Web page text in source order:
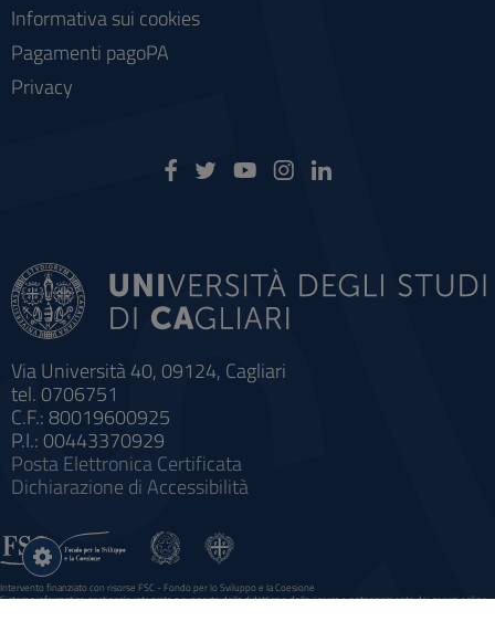
Via Università 40, 09124, Cagliari
tel. 0706751
C.F.: 80019600925
P.I.: 00443370929
Posta Elettronica Certificata
Dichiarazione di Accessibilità
Informativa sui cookies
Pagamenti pagoPA
Privacy
Intervento finanziato con risorse FSC - Fondo per lo Sviluppo e la Coesione
Sistema informatico gestionale integrato a supporto della didattica e della ricerca e potenziamento dei servizi online
Impostazioni
cookie